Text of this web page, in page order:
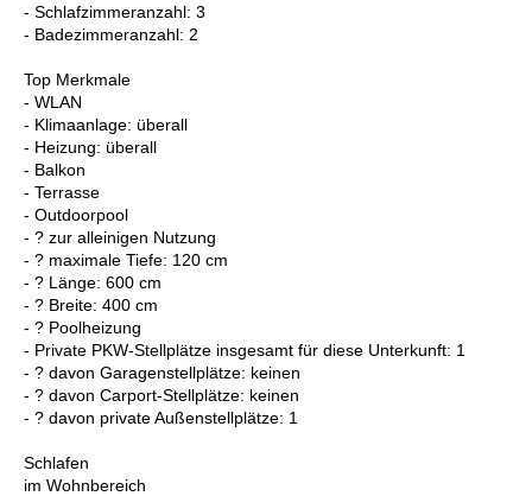
- Schlafzimmeranzahl: 3
- Badezimmeranzahl: 2
Top Merkmale
- WLAN
- Klimaanlage: überall
- Heizung: überall
- Balkon
- Terrasse
- Outdoorpool
- ? zur alleinigen Nutzung
- ? maximale Tiefe: 120 cm
- ? Länge: 600 cm
- ? Breite: 400 cm
- ? Poolheizung
- Private PKW-Stellplätze insgesamt für diese Unterkunft: 1
- ? davon Garagenstellplätze: keinen
- ? davon Carport-Stellplätze: keinen
- ? davon private Außen­stellplätze: 1
Schlafen
im Wohnbereich